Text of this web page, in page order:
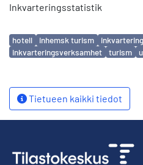
Inkvarteringsstatistik
Avainsanat
hotell inhemsk turism
inkvarteringsverksamhet
turism
Tietueen kaikki tiedot